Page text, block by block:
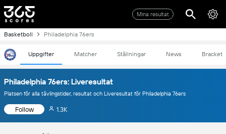
Mina resultat
Basketboll Philadelphia 76ers
Uppgifter Matcher Ställningar News Bracket
Philadelphia 76ers: Liveresultat
Platsen för alla tävlingstider, resultat och Liveresultat för Philadelphia 76ers
Follow 1.3K